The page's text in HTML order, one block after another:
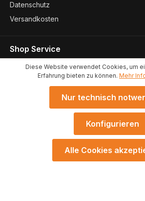
Datenschutz
Versandkosten
Shop Service
Kontakt
Konformitätserklärungen
* Alle Preise exkl. gesetzl. Mehrwertsteuer
ggf. Nachnahmegebühren, wenn nicht
Diese Website verwendet Cookies, um
Erfahrung bieten zu können. Mehr
Nur technisch
Konfigurieren
Alle Cookies